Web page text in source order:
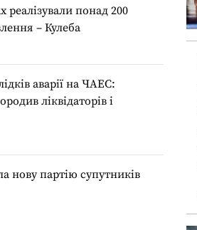
реалізували понад 200
– Кулеба
аварії на ЧАЕС:
ліквідаторів і
нову партію супутників